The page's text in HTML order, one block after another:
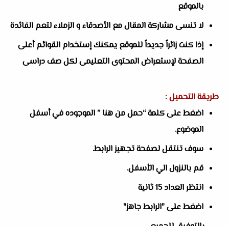
بالموقع
لا تنسى مشاركة المقال مع الأصدقاء و الزملاء لتعم الفائدة
إذا كنت زائراً جديداً للموقع يمكنك إستخدام القوائم أعلى
الصفحة لإستعراض المحتوى التعليمى لكل صف دراسى
طريقة التحميل :
اضغط على كلمة “حمل من هنا ” الموجوده في أسفل
الموضوع.
سوف تنتقل لصفحة تجهيز الرابط.
قم بالنزول الي الأسفل.
انتظر العداد 15 ثانية
اضغط على "الرابط جاهز"